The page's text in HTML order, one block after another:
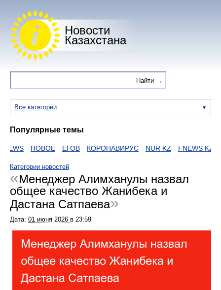
Новости
Казахстана
Все категории
Популярные темы
НОВОЕ ЕГОВ КОРОНАВИРУС NUR KZ I-NEWS KZ
Категории новостей
Менеджер Алимханулы назвал
общее качество Жанибека и
Дастана Сатпаева
Дата: 01 июня 2026 в 23:59